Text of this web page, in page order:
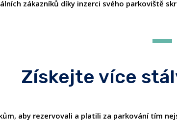
zákazníků díky inzerci svého parkoviště
Získejte více
aby rezervovali a platili za parkování tím